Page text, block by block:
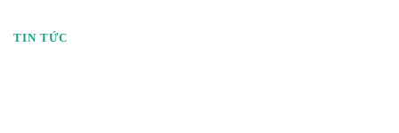
TIN TỨC